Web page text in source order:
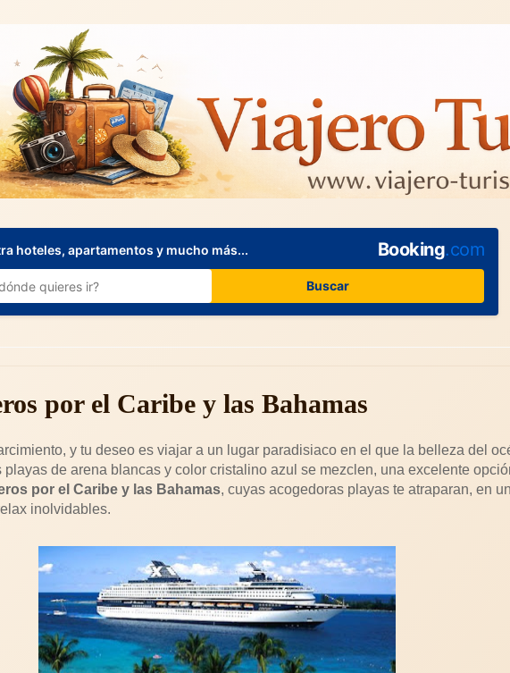
hoteles, apartamentos y mucho más... Booking.com
Buscar
por el Caribe y las Bahamas
y tu deseo es viajar a un lugar paradisiaco en el que la belleza del
playas de arena blancas y color cristalino azul se mezclen, una excelente
por el Caribe y las Bahamas, cuyas acogedoras playas te atraparan, en un
inolvidables.